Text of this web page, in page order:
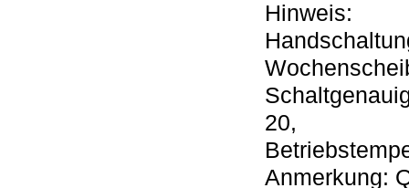
Hinweis:
20,
Anmerkung: